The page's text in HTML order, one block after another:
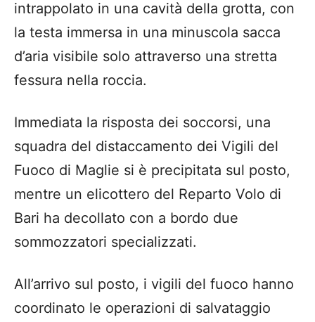
intrappolato in una cavità della grotta, con
la testa immersa in una minuscola sacca
d’aria visibile solo attraverso una stretta
fessura nella roccia.
Immediata la risposta dei soccorsi, una
squadra del distaccamento dei Vigili del
Fuoco di Maglie si è precipitata sul posto,
mentre un elicottero del Reparto Volo di
Bari ha decollato con a bordo due
sommozzatori specializzati.
All’arrivo sul posto, i vigili del fuoco hanno
coordinato le operazioni di salvataggio